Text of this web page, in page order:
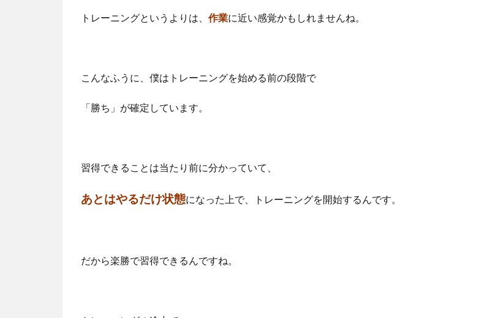
トレーニングというよりは、 作業に近い感覚かもしれませんね。
こんなふうに、僕はトレーニングを始める前の段階で
「勝ち」が確定しています。
習得できることは当たり前に分かっていて、
あとはやるだけ状態になった上で、トレーニングを開始するんです。
だから楽勝で習得できるんですね。